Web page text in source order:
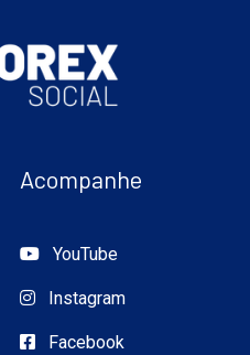
Acompanhe
YouTube
Instagram
Facebook